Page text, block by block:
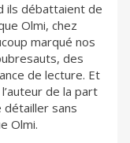
ils débattaient de
Olmi, chez
marqué nos
des
de lecture. Et
de la part
sans
Olmi.